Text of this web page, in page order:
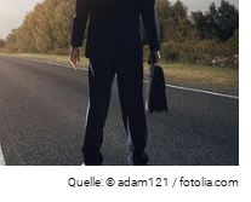
© adam121 / fotolia.com